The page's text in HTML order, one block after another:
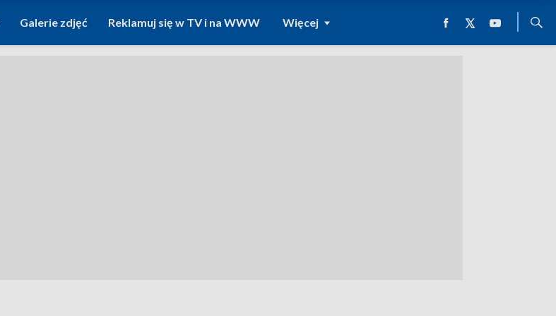
Galerie zdjęć Reklamuj się w TV i na WWW Więcej